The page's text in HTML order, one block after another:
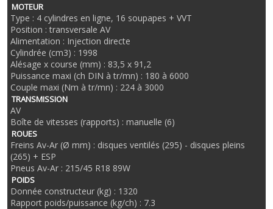
MOTEUR
Type : 4 cylindres en ligne, 16 soupapes + VVT
Position : transversale AV
Alimentation : Injection directe
Cylindrée (cm3) : 1998
Alésage x course (mm) : 83,5 x 91,2
Puissance maxi (ch DIN à tr/mn) : 180 à 6000
Couple maxi (Nm à tr/mn) : 224 à 3000
TRANSMISSION
AV
Boîte de vitesses (rapports) : manuelle (6)
ROUES
Freins Av-Ar (Ø mm) : disques ventilés (295) - disques pleins
(265) + ESP
Pneus Av-Ar : 215/45 R18 89W
POIDS
Donnée constructeur (kg) : 1320
Rapport poids/puissance (kg/ch) : 7.3